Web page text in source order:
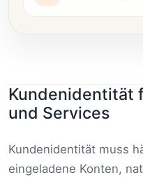
Kundenidentität
und Services
Kundenidentität muss
eingeladene Konten,